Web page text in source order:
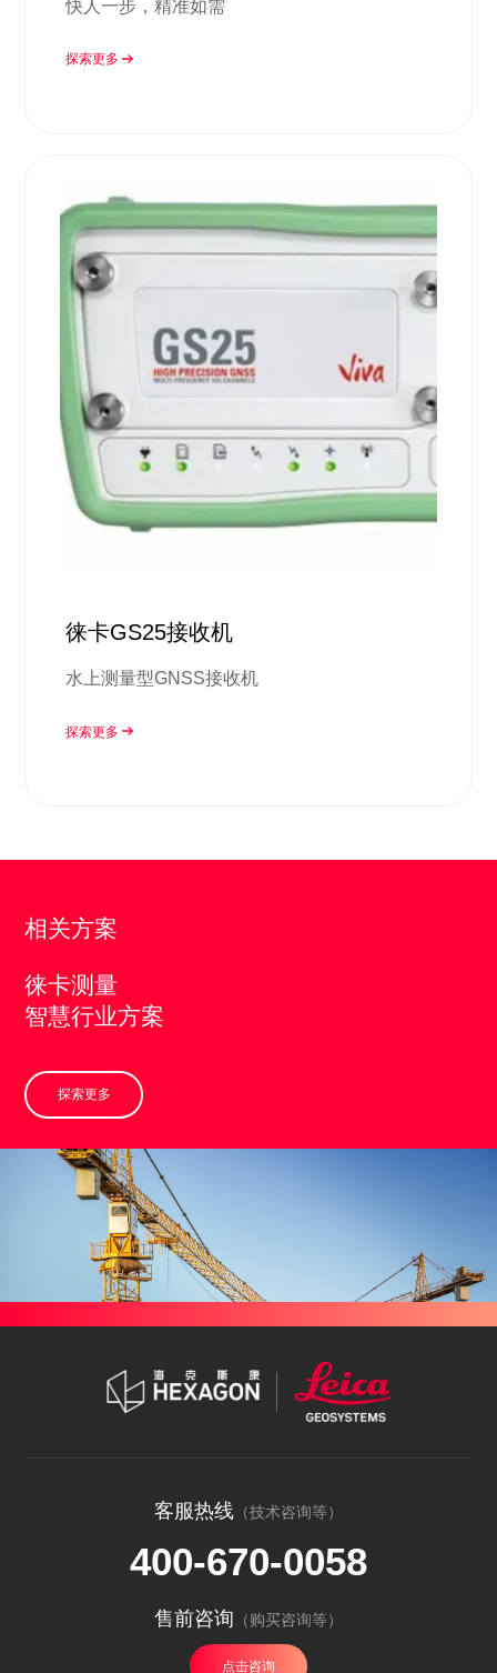
快人一步，精准如需
探索更多
徕卡GS25接收机
水上测量型GNSS接收机
探索更多
相关方案
徕卡测量
智慧行业方案
探索更多
客服热线 （技术咨询等）
400-670-0058
售前咨询 （购买咨询等）
点击咨询